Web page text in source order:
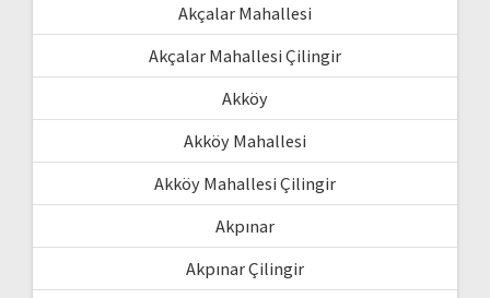
Akçalar Mahallesi
Akçalar Mahallesi Çilingir
Akköy
Akköy Mahallesi
Akköy Mahallesi Çilingir
Akpınar
Akpınar Çilingir